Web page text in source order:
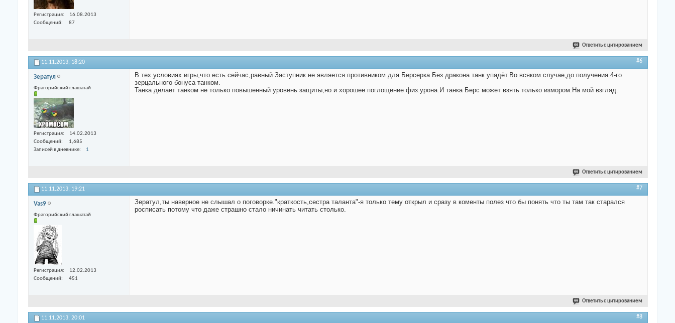
Регистрация
16.08.2013
Сообщений
87
Ответить с цитированием
11.11.2013, 18:20 #6
Зератул
Фрагорийский глашатай
Регистрация
14.02.2013
Сообщений
1,685
Записей в дневнике
1
В тех условиях игры,что есть сейчас,равный Заступник не является противником для Берсерка.Без дракона танк упадёт.Во всяком случае,до получения 4-го
зерцального бонуса танком.
Танка делает танком не только повышенный уровень защиты,но и хорошее поглощение физ.урона.И танка Берс может взять только измором.На мой взгляд.
Ответить с цитированием
11.11.2013, 19:21 #7
Vas9
Фрагорийский глашатай
Регистрация
12.02.2013
Сообщений
451
Зератул,ты наверное не слышал о поговорке."краткость,сестра таланта"-я только тему открыл и сразу в коменты полез что бы понять что ты там так старался
росписать потому что даже страшно стало ничинать читать столько.
Ответить с цитированием
11.11.2013, 20:01 #8